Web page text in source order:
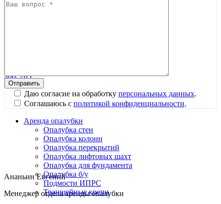
доб. 205
Ананьин Евгений
Менеджер отдела аренды опалубки
Даю согласие на обработку персональных данных.
Соглашаюсь с политикой конфиденциальности.
Аренда опалубки
Опалубка стен
Опалубка колонн
Опалубка перекрытий
Опалубка лифтовых шахт
Опалубка для фундамента
Опалубка б/у
Подмости ИПРС
Траншейные крепи